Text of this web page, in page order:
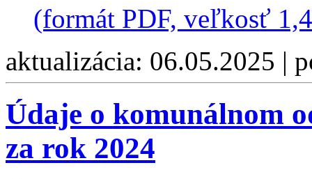
(formát PDF, veľkosť
aktualizácia: 06.05.2025 |
Údaje o komunálnom
za rok 2024